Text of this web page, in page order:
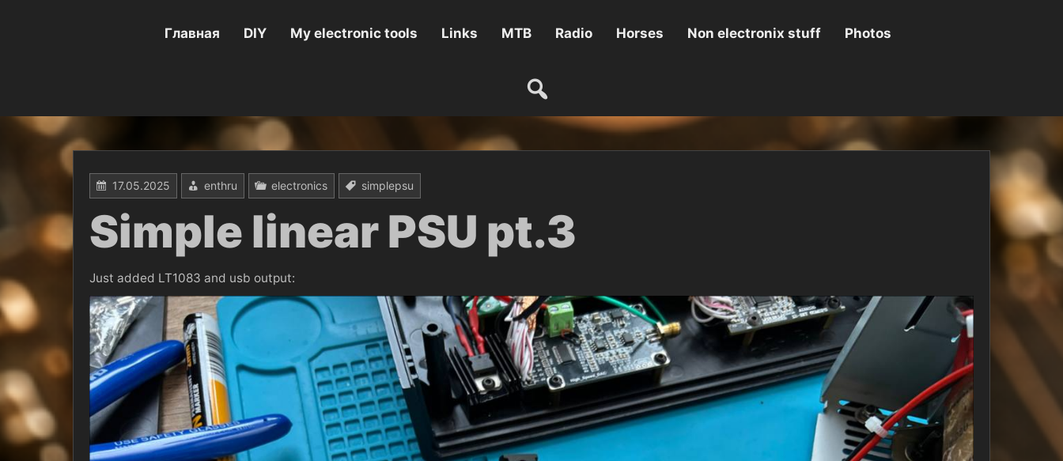
Главная DIY My electronic tools Links MTB Radio Horses Non electronix stuff Photos
17.05.2025 enthru electronics simplepsu
Simple linear PSU pt.3
Just added LT1083 and usb output: